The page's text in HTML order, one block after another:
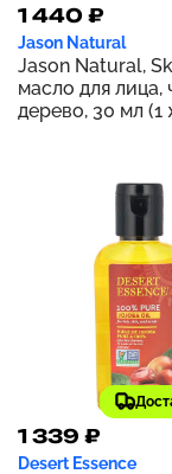
1 440 ₽
Jason Natural
Jason Natural,
масло для лица,
дерево, 30 мл (1
1 339 ₽
Desert Essence